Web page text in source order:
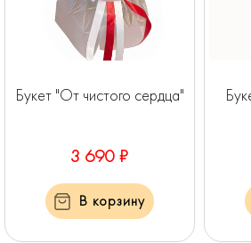
Букет "От чистого сердца"
3 690 ₽
В корзину